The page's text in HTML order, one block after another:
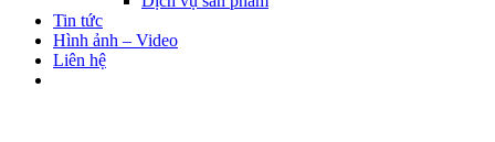
Tin tức
Hình ảnh – Video
Liên hệ